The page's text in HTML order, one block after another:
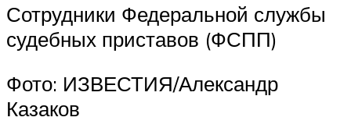
Сотрудники Федеральной службы
судебных приставов (ФСПП)
Фото: ИЗВЕСТИЯ/Александр
Казаков